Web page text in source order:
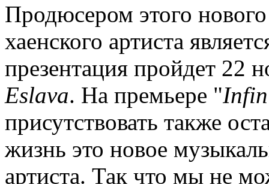
Продюсером этого
хаенского артиста
презентация пройдет 22
Eslava. На премьере "
присутствовать также
жизнь это новое
артиста. Так что мы не